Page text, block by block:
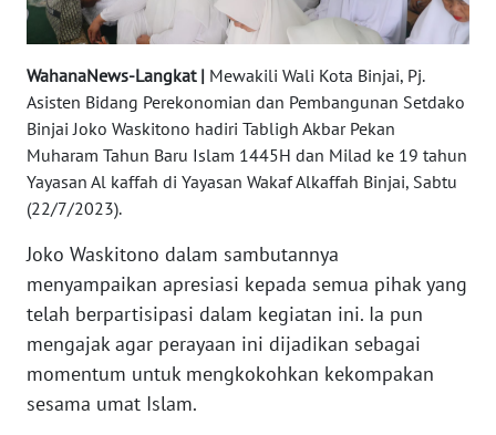
WahanaNews-Langkat | Mewakili Wali Kota Binjai, Pj.
Asisten Bidang Perekonomian dan Pembangunan Setdako
Binjai Joko Waskitono hadiri Tabligh Akbar Pekan
Muharam Tahun Baru Islam 1445H dan Milad ke 19 tahun
Yayasan Al kaffah di Yayasan Wakaf Alkaffah Binjai, Sabtu
(22/7/2023).
Joko Waskitono dalam sambutannya
menyampaikan apresiasi kepada semua pihak yang
telah berpartisipasi dalam kegiatan ini. Ia pun
mengajak agar perayaan ini dijadikan sebagai
momentum untuk mengkokohkan kekompakan
sesama umat Islam.
News
Regional
WN
SUMUT
WN
JAKARTA
WN
JABAR
WN
BANTEN